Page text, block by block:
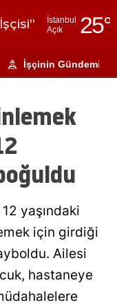
İstanbul
Açık
25°
Adıyaman
Ağrı
Ankara
Antalya
Artvin
Balıkesir
İşçinin Gündemi
yaşındaki
için girdiği
Ailesi
hastaneye